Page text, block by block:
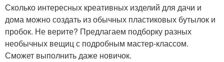
Сколько интересных креативных изделий для дачи и
дома можно создать из обычных пластиковых бутылок и
пробок. Не верите? Предлагаем подборку разных
необычных вещиц с подробным мастер-классом.
Сможет выполнить даже новичок.